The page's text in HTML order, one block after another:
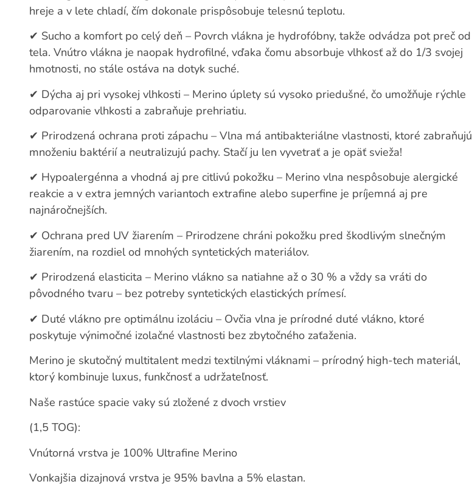
hreje a v lete chladí, čím dokonale prispôsobuje telesnú teplotu.
✔ Sucho a komfort po celý deň – Povrch vlákna je hydrofóbny, takže odvádza pot preč od
tela. Vnútro vlákna je naopak hydrofilné, vďaka čomu absorbuje vlhkosť až do 1/3 svojej
hmotnosti, no stále ostáva na dotyk suché.
✔ Dýcha aj pri vysokej vlhkosti – Merino úplety sú vysoko priedušné, čo umožňuje rýchle
odparovanie vlhkosti a zabraňuje prehriatiu.
✔ Prirodzená ochrana proti zápachu – Vlna má antibakteriálne vlastnosti, ktoré zabraňujú
množeniu baktérií a neutralizujú pachy. Stačí ju len vyvetrať a je opäť svieža!
✔ Hypoalergénna a vhodná aj pre citlivú pokožku – Merino vlna nespôsobuje alergické
reakcie a v extra jemných variantoch extrafine alebo superfine je príjemná aj pre
najnáročnejších.
✔ Ochrana pred UV žiarením – Prirodzene chráni pokožku pred škodlivým slnečným
žiarením, na rozdiel od mnohých syntetických materiálov.
✔ Prirodzená elasticita – Merino vlákno sa natiahne až o 30 % a vždy sa vráti do
pôvodného tvaru – bez potreby syntetických elastických prímesí.
✔ Duté vlákno pre optimálnu izoláciu – Ovčia vlna je prírodné duté vlákno, ktoré
poskytuje výnimočné izolačné vlastnosti bez zbytočného zaťaženia.
Merino je skutočný multitalent medzi textilnými vláknami – prírodný high-tech materiál,
ktorý kombinuje luxus, funkčnosť a udržateľnosť.
Naše rastúce spacie vaky sú zložené z dvoch vrstiev
(1,5 TOG):
Vnútorná vrstva je 100% Ultrafine Merino
Vonkajšia dizajnová vrstva je 95% bavlna a 5% elastan.